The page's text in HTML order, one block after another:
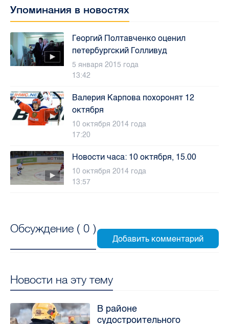
Упоминания в новостях
Георгий Полтавченко оценил
петербургский Голливуд
5 января 2015 года
13:42
Валерия Карпова похоронят 12
октября
10 октября 2014 года
17:20
Новости часа: 10 октября, 15.00
10 октября 2014 года
13:57
Обсуждение ( 0 )
Новости на эту тему
В районе
судостроительного